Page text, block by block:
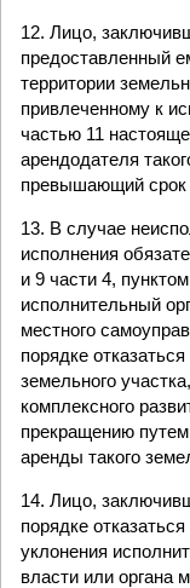
12. Лицо,
предоставленный
территории
привлеченному к
частью 11
арендодателя
превышающий срок
13. В случае
исполнения
и 9 части 4,
исполнительный
местного
порядке
земельного
комплексного
прекращению путем
аренды такого
14. Лицо,
порядке
уклонения
власти или органа